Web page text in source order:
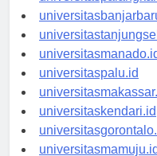
universitasmanado.id
universitaspalu.id
universitaskendari.id